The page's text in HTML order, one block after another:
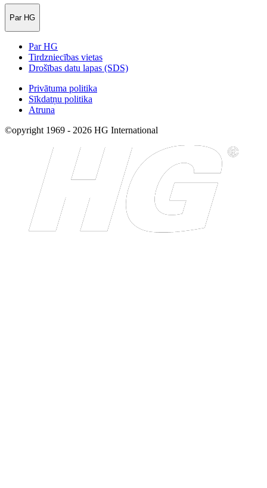
Par HG
Par HG
Tirdzniecības vietas
Drošības datu lapas (SDS)
Privātuma politika
Sīkdatņu politika
Atruna
©opyright 1969 - 2026 HG International